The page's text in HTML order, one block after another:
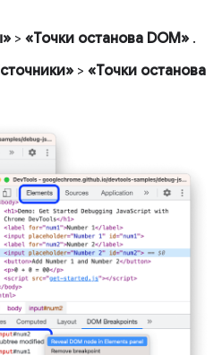
> «Точки останова DOM» .
> «Точки останова